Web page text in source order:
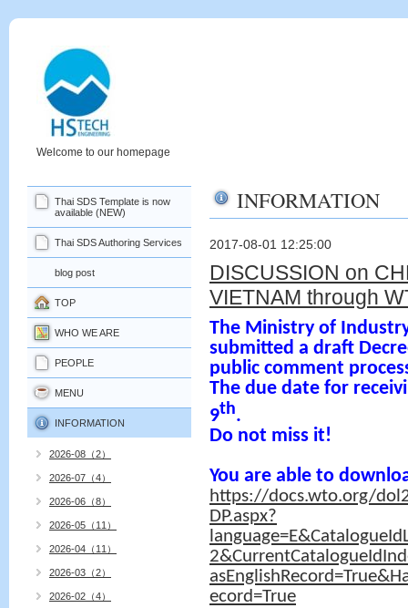
Welcome to our homepage
INFORMATION
2017-08-01 12:25:00
DISCUSSION on
VIETNAM through
The Ministry of
submitted a draft
public comment
The due date for
9th.
Do not miss it!
You are able to
https://docs.wto.org/
DP.aspx?
ecord=True
Thai SDS Template is now
available (NEW)
Thai SDS Authoring Services
blog post
TOP
WHO WE ARE
PEOPLE
MENU
INFORMATION
2026-08（2）
2026-07（4）
2026-06（8）
2026-05（11）
2026-04（11）
2026-03（2）
2026-02（4）